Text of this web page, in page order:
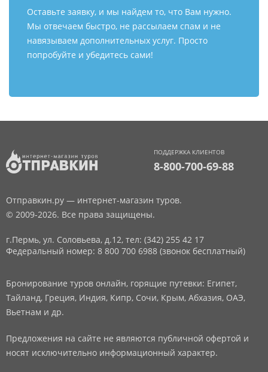
Оставьте заявку, и мы найдем то, что Вам нужно.
Мы отвечаем быстро, не рассылаем спам и не
навязываем дополнительных услуг. Просто
попробуйте и убедитесь сами!
ПОДДЕРЖКА КЛИЕНТОВ
8-800-700-69-88
Отправкин.ру — интернет-магазин туров.
© 2009-2026. Все права защищены.
г.Пермь, ул. Соловьева, д.12, тел: (342) 255 42 17
Федеральный номер: 8 800 700 6988 (звонок бесплатный)
Бронирование туров онлайн, горящие путевки: Египет,
Тайланд, Греция, Индия, Кипр, Сочи, Крым, Абхазия, ОАЭ,
Вьетнам и др.
Предложения на сайте не являются публичной офертой и
носят исключительно информационный характер.